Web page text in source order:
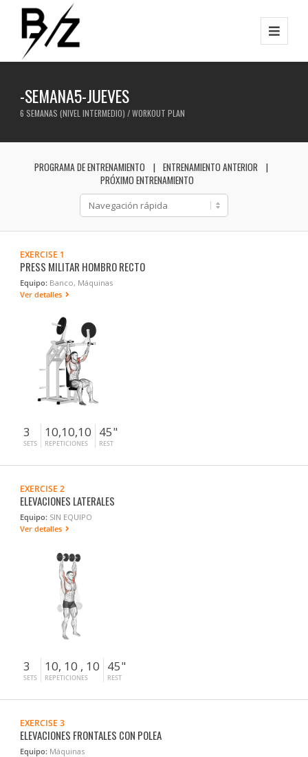
-SEMANA5-JUEVES
6 SEMANAS (NIVEL INTERMEDIO) / WORKOUT PLAN
PROGRAMA DE ENTRENAMIENTO
ENTRENAMIENTO ANTERIOR
PRÓXIMO ENTRENAMIENTO
EXERCISE 1
PRESS MILITAR HOMBRO RECTO
Equipo: Banco, Máquinas
Ver detalles
3
SETS
10,10,10
REPETICIONES
45"
REST
EXERCISE 2
ELEVACIONES LATERALES
Equipo: SIN EQUIPO
Ver detalles
3
SETS
10, 10 , 10
REPETICIONES
45"
REST
EXERCISE 3
ELEVACIONES FRONTALES CON POLEA
Equipo: Máquinas